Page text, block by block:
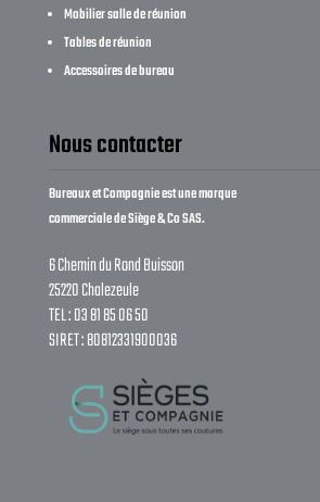
Mobilier salle de réunion
Tables de réunion
Accessoires de bureau
Nous contacter
Bureaux et Compagnie est une marque
commerciale de Siège & Co SAS.
6 Chemin du Rond Buisson
25220 Chalezeule
TEL : 03 81 85 06 50
SIRET : 80812331900036